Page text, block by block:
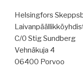
Helsingfors
C/0 Stig Sundberg
Vehnäkuja 4
06400 Porvoo